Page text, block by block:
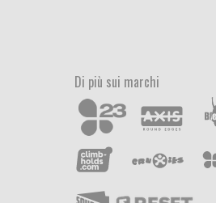
Di più sui marchi